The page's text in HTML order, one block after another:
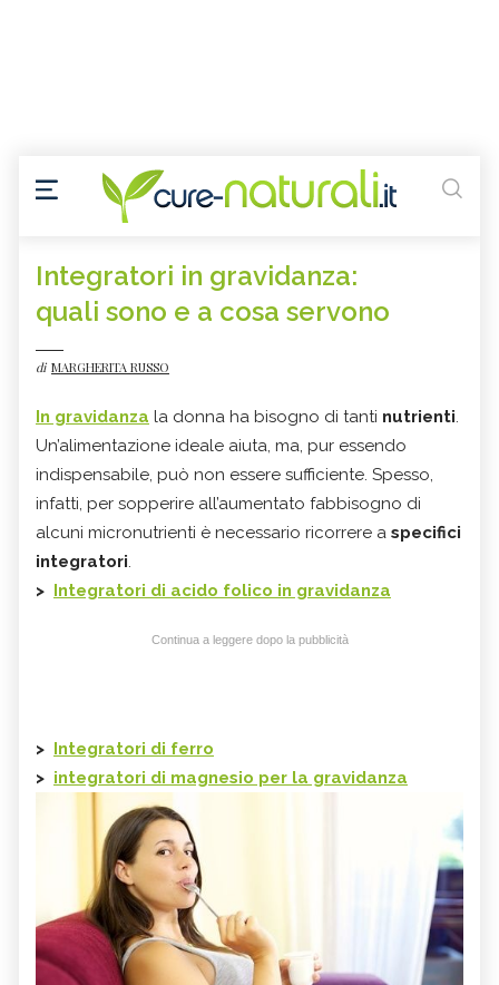
Integratori in gravidanza:
quali sono e a cosa servono
di MARGHERITA RUSSO
In gravidanza la donna ha bisogno di tanti nutrienti.
Un’alimentazione ideale aiuta, ma, pur essendo
indispensabile, può non essere sufficiente. Spesso,
infatti, per sopperire all’aumentato fabbisogno di
alcuni micronutrienti è necessario ricorrere a specifici
integratori.
> Integratori di acido folico in gravidanza
Continua a leggere dopo la pubblicità
> Integratori di ferro
> integratori di magnesio per la gravidanza